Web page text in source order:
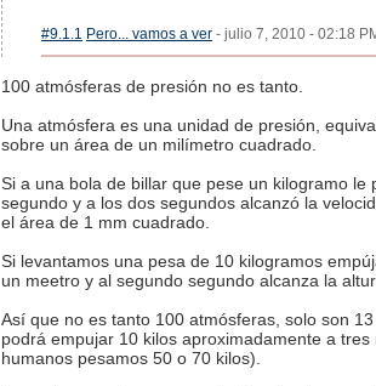
#9.1.1 Pero... vamos a ver - julio 7, 2010 - 02:18
100 atmósferas de presión no es tanto.
Una atmósfera es una unidad de presión,
sobre un área de un milímetro cuadrado.
Si a una bola de billar que pese un kilogramo
segundo y a los dos segundos alcanzó la
el área de 1 mm cuadrado.
Si levantamos una pesa de 10 kilogramos
un meetro y al segundo segundo alcanza la
Así que no es tanto 100 atmósferas, solo son
podrá empujar 10 kilos aproximadamente a
humanos pesamos 50 o 70 kilos).